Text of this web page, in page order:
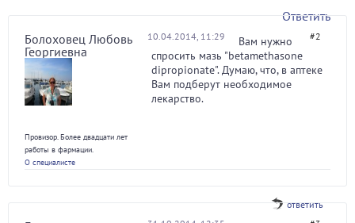
Ответить
Болоховец Любовь
Георгиевна
Провизор. Более двадцати лет
работы в фармации.
О специалисте
10.04.2014, 11:29 #2
Вам нужно
спросить мазь "betamethasone
dipropionate". Думаю, что, в аптеке
Вам подберут необходимое
лекарство.
ответить